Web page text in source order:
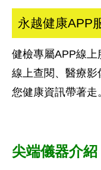
永越健康APP
健檢專屬APP線
線上查閱、醫療
您健康資訊帶著走
尖端儀器介紹